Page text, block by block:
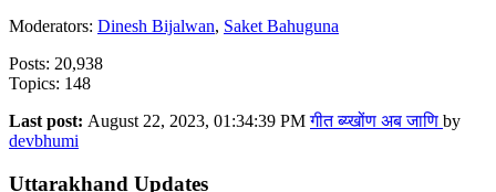
Moderators: Dinesh Bijalwan, Saket Bahuguna
Posts: 20,938
Topics: 148
Last post: August 22, 2023, 01:34:39 PMगीत ब्य्खोंण अब जाणि by
devbhumi
Uttarakhand Updates